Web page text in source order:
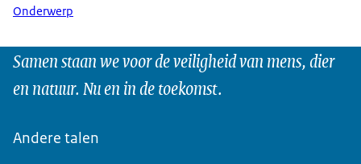
Onderwerp
Samen staan we voor de veiligheid van mens, dier
en natuur. Nu en in de toekomst.
Andere talen